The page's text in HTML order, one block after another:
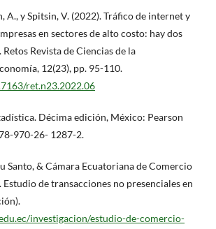
A., y Spitsin, V. (2022). Tráfico de internet y
en sectores de alto costo: hay dos
Revista de Ciencias de la
12(23), pp. 95-110.
ret.n23.2022.06
Décima edición, México: Pearson
970-26- 1287-2.
Santo, & Cámara Ecuatoriana de Comercio
de transacciones no presenciales en
investigacion/estudio-de-comercio-